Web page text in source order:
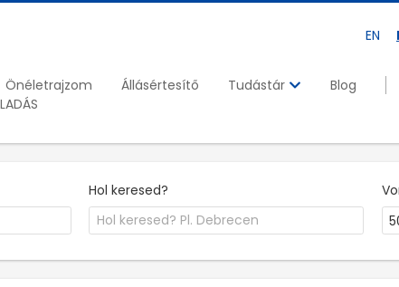
EN
Önéletrajzom Állásértesítő Tudástár Blog
Hol keresed?